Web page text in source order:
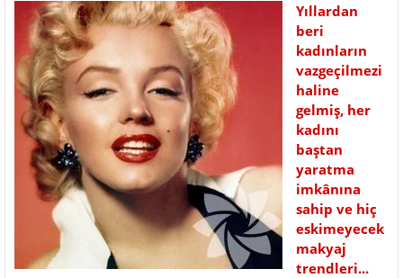
Yıllardan
beri
kadınların
vazgeçilmezi
haline
gelmiş, her
kadını
baştan
yaratma
imkânına
sahip ve hiç
eskimeyecek
makyaj
trendleri...